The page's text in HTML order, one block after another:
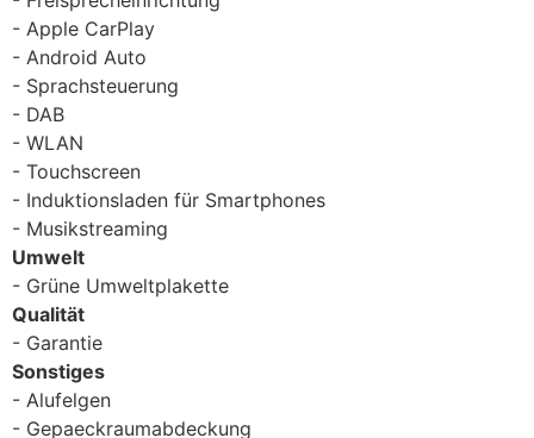
Apple CarPlay
Android Auto
Sprachsteuerung
DAB
WLAN
Touchscreen
Induktionsladen für Smartphones
Musikstreaming
Umwelt
Grüne Umweltplakette
Qualität
Garantie
Sonstiges
Alufelgen
Gepaeckraumabdeckung